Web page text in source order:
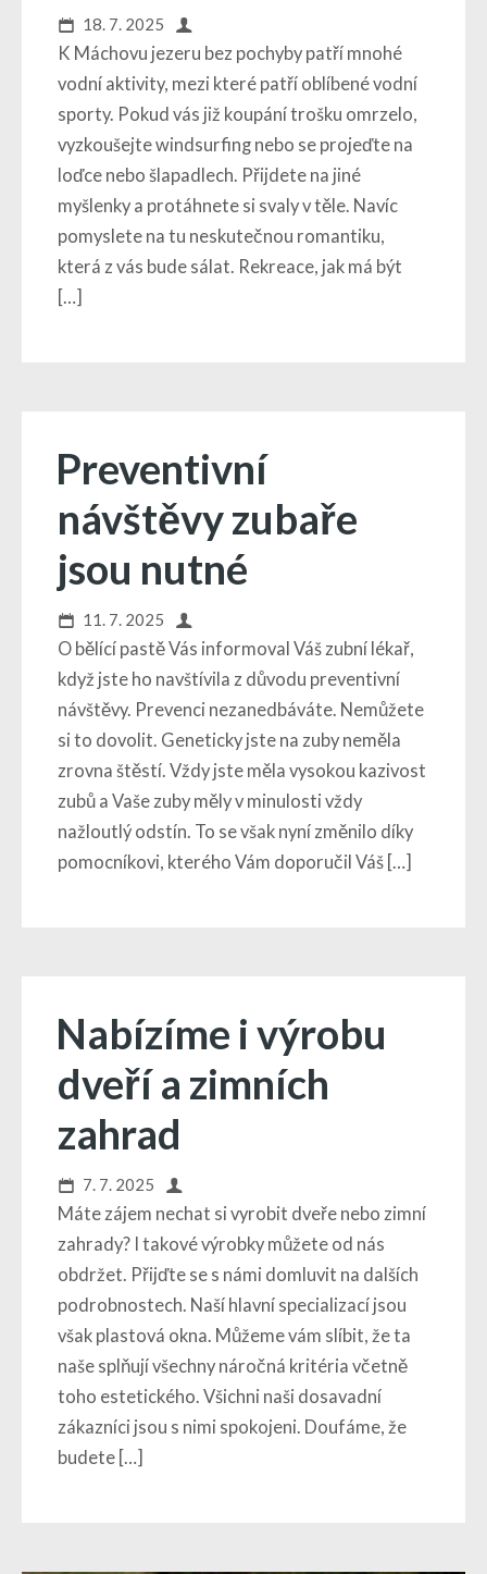
18. 7. 2025
K Máchovu jezeru bez pochyby patří mnohé
vodní aktivity, mezi které patří oblíbené vodní
sporty. Pokud vás již koupání trošku omrzelo,
vyzkoušejte windsurfing nebo se projeďte na
loďce nebo šlapadlech. Přijdete na jiné
myšlenky a protáhnete si svaly v těle. Navíc
pomyslete na tu neskutečnou romantiku,
která z vás bude sálat. Rekreace, jak má být
[…]
Preventivní
návštěvy zubaře
jsou nutné
11. 7. 2025
O bělící pastě Vás informoval Váš zubní lékař,
když jste ho navštívila z důvodu preventivní
návštěvy. Prevenci nezanedbáváte. Nemůžete
si to dovolit. Geneticky jste na zuby neměla
zrovna štěstí. Vždy jste měla vysokou kazivost
zubů a Vaše zuby měly v minulosti vždy
nažloutlý odstín. To se však nyní změnilo díky
pomocníkovi, kterého Vám doporučil Váš […]
Nabízíme i výrobu
dveří a zimních
zahrad
7. 7. 2025
Máte zájem nechat si vyrobit dveře nebo zimní
zahrady? I takové výrobky můžete od nás
obdržet. Přijďte se s námi domluvit na dalších
podrobnostech. Naší hlavní specializací jsou
však plastová okna. Můžeme vám slíbit, že ta
naše splňují všechny náročná kritéria včetně
toho estetického. Všichni naši dosavadní
zákazníci jsou s nimi spokojeni. Doufáme, že
budete […]